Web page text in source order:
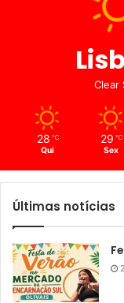
Clear
28 ℃
Qui
29 ℃
Sex
Últimas notícias